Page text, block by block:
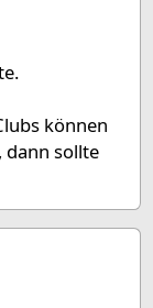
können
dann sollte